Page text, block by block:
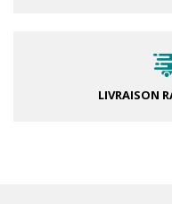
LIVRAISON